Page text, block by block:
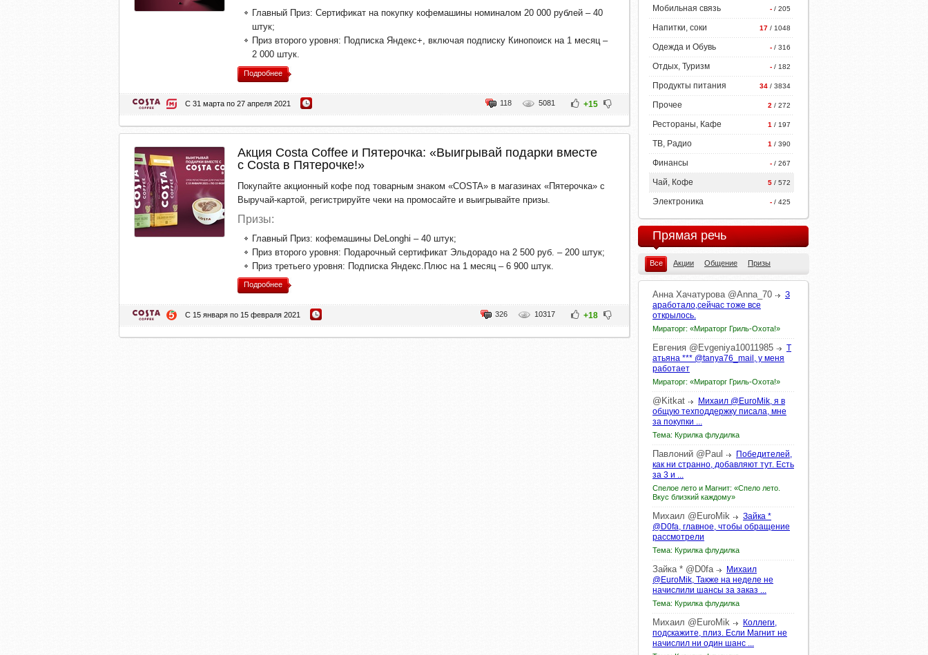
Главный Приз: Сертификат на покупку кофемашины номиналом 20 000 рублей – 40
штук;
Приз второго уровня: Подписка Яндекс+, включая подписку Кинопоиск на 1 месяц –
2 000 штук.
Подробнее
С 31 марта по 27 апреля 2021 +15
5081
118
Акция Costa Coffee и Пятерочка: «Выигрывай подарки вместе
с Costa в Пятерочке!»
Покупайте акционный кофе под товарным знаком «COSTA» в магазинах «Пятерочка» с
Выручай-картой, регистрируйте чеки на промосайте и выигрывайте призы.
Призы:
Главный Приз: кофемашины DeLonghi – 40 штук;
Приз второго уровня: Подарочный сертификат Эльдорадо на 2 500 руб. – 200 штук;
Приз третьего уровня: Подписка Яндекс.Плюс на 1 месяц – 6 900 штук.
Подробнее
С 15 января по 15 февраля 2021 +18
10317
326
- / 205
Мобильная связь
17 / 1048
Напитки, соки
- / 316
Одежда и Обувь
- / 182
Отдых, Туризм
34 / 3834
Продукты питания
2 / 272
Прочее
1 / 197
Рестораны, Кафе
1 / 390
ТВ, Радио
- / 267
Финансы
5 / 572
Чай, Кофе
- / 425
Электроника
Прямая речь
Все Акции Общение Призы
Анна Хачатурова @Anna_70
З
аработало,сейчас тоже все
открылось.
Мираторг: «Мираторг Гриль-Охота!»
Евгения @Evgeniya10011985
Т
атьяна *** @tanya76_mail, у меня
работает
Мираторг: «Мираторг Гриль-Охота!»
@Kitkat
Михаил @EuroMik, я в
общую техподдержку писала, мне
за покупки ...
Тема: Курилка флудилка
Павлоний @Paul
Победителей,
как ни странно, добавляют тут. Есть
за 3 и ...
Спелое лето и Магнит: «Спело лето.
Вкус близкий каждому»
Михаил @EuroMik
Зайка *
@D0fa, главное, чтобы обращение
рассмотрели
Тема: Курилка флудилка
Зайка * @D0fa
Михаил
@EuroMik, Также на неделе не
начислили шансы за заказ ...
Тема: Курилка флудилка
Михаил @EuroMik
Коллеги,
подскажите, плиз. Если Магнит не
начислил ни один шанс ...